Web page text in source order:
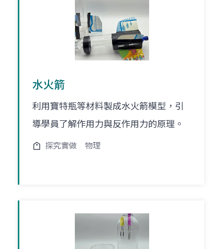
水火箭
利用寶特瓶等材料製成水火箭模型，引
導學員了解作用力與反作用力的原理。
探究實做 物理